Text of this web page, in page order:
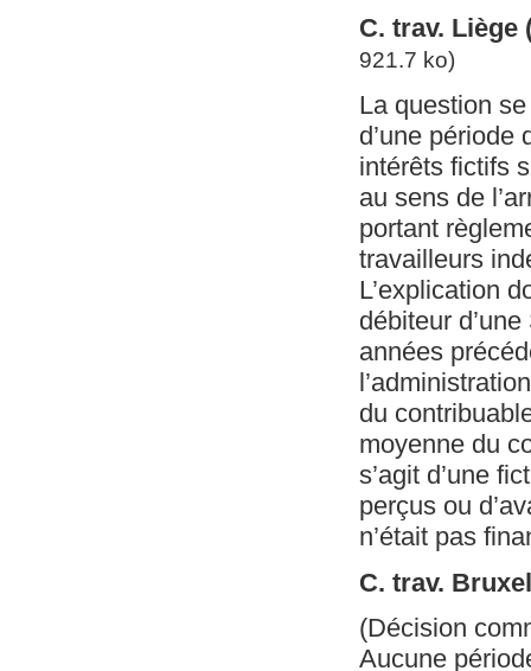
C. trav. Liège
921.7 ko)
La question
d’une période
intérêts fictifs
au sens de
portant
travailleurs
L’explication
débiteur
années
du
moyenne du
s’agit d’une
perçus ou
n’était pas
C. trav.
(Décision
Aucune